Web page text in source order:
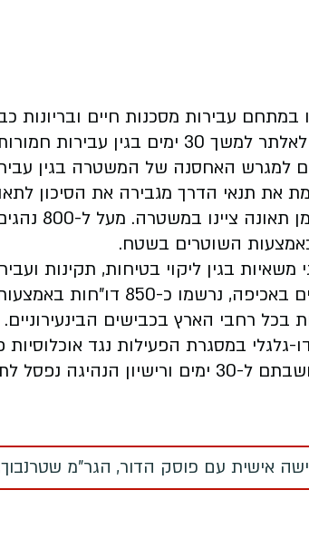
עבירות מסכנות חיים ובריונות
את תנאי הדרך מגבירה את הסיכון
משמעותית את
השוטרים בשטח.
במסגרת הפעלת אמצעים טכנולוגיים
רחבי הארץ בכבישים הבינעירוניים.
אישית עם פוסק הדור, הגר"מ שטרנבוך,